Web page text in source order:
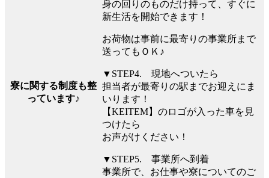
寮に関する制度も整
っています♪
身の回りのものだけ持って、すぐに
新生活を開始できます！
お荷物は事前に最寄りの事業所まで
送ってもＯＫ♪
▼STEP4. 現地へついたら
担当者が最寄りの駅までお迎えにま
いります！
【KEITEM】のロゴが入った車を見
つけたら
お声がけください！
▼STEP5. 事業所へ到着
事業所で、お仕事や寮についてのご